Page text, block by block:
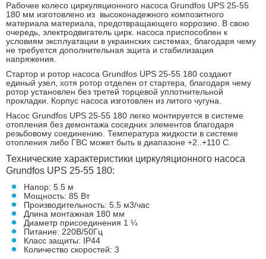
Рабочее колесо циркуляционного насоса Grundfos UPS 25-55
180 мм изготовлено из высоконадежного композитного
материала материала, предотвращающего коррозию. В свою
очередь, электродвигатель цирк. насоса приспособлен к
условиям эксплуатации в украинских системах, благодаря чему
не требуется дополнительная зщита и стабилизация
напряжения.
Стартор и ротор насоса Grundfos UPS 25-55 180 создают
единый узел, хотя ротор отделен от стартера, благодаря чему
ротор установлен без третей торцевой уплотнительной
прокладки. Корпус насоса изготовлен из литого чугуна.
Насос Grundfos UPS 25-55 180 легко монтируется в системе
отопления без демонтажа соседних элементов благодаря
резьбовому соединению. Температура жидкости в системе
отопления либо ГВС может быть в диапазоне +2..+110 С.
Технические характеристики циркуляционного насоса
Grundfos UPS 25-55 180:
Напор: 5.5 м
Мощность: 85 Вт
Производительность: 5.5 м3/час
Длина монтажная 180 мм
Диаметр присоединения 1 ¼
Питание: 220В/50Гц
Класс защиты: IP44
Количество скоростей: 3